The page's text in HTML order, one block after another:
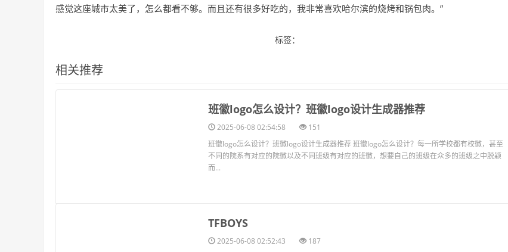
感觉这座城市太美了，怎么都看不够。而且还有很多好吃的，我非常喜欢哈尔滨的烧烤和锅包肉。”
标签：
相关推荐
​班徽logo怎么设计？班徽logo设计生成器推荐
2025-06-08 02:54:58
151
班徽logo怎么设计？班徽logo设计生成器推荐 班徽logo怎么设计？每一所学校都有校徽，甚至
不同的院系有对应的院徽以及不同班级有对应的班徽，想要自己的班级在众多的班级之中脱颖
而...
​TFBOYS
2025-06-08 02:52:43
187